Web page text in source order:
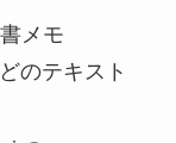
メモ
のテキスト